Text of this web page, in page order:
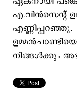
എ.വിന്‍സെന്റ്
നിങ്ങള്‍ക്കും